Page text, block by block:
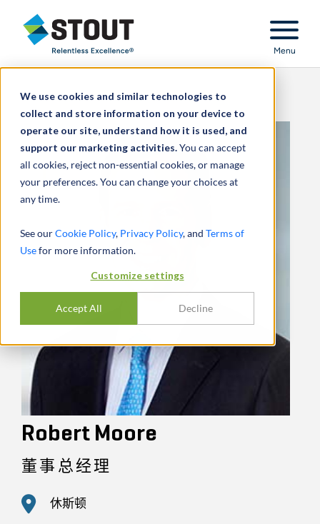
We use cookies and similar technologies to
collect and store information on your device to
operate our site, understand how it is used, and
support our marketing activities.You can accept
all cookies, reject non-essential cookies, or manage
your preferences. You can change your choices at
any time.
See ourCookie Policy, Privacy Policy, and Terms of
Usefor more information.
Customize settings
Accept All Decline
Stout Relentless Excellence
Menu
Robert Moore
董事总经理
休斯顿